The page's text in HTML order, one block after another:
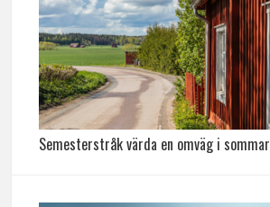
Semesterstråk värda en omväg i sommar